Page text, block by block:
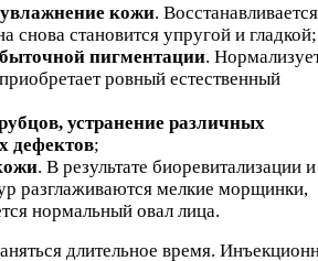
кожи. Восстанавливается
снова становится упругой и гладкой;
пигментации.
ровный естественный
устранение различных
дефектов;
. В результате биоревитализации и
разглаживаются мелкие морщинки,
нормальный овал лица.
длительное время.